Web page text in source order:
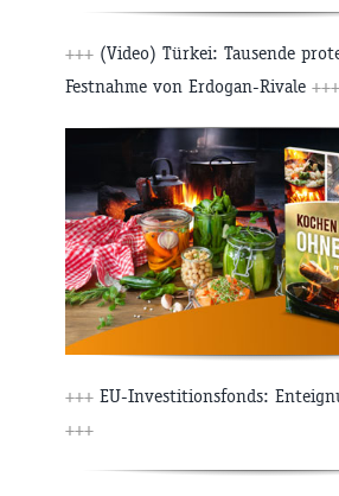
+++ (Video) Türkei: Tausende
Festnahme von Erdogan-Rivale +++
+++ EU-Investitionsfonds:
+++